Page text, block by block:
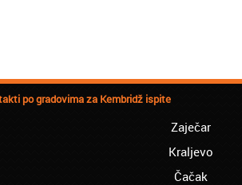
po gradovima za Kembridž ispite
Zaječar
Kraljevo
Čačak